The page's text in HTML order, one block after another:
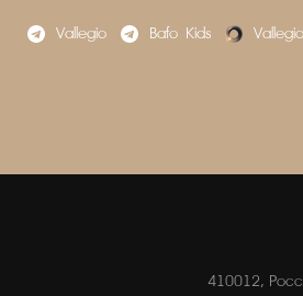
Vallegio Bafo_Kids Vallegio
410012,